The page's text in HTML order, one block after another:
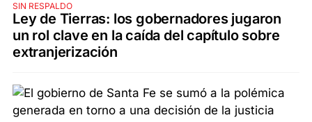
SIN RESPALDO
Ley de Tierras: los gobernadores jugaron
un rol clave en la caída del capítulo sobre
extranjerización